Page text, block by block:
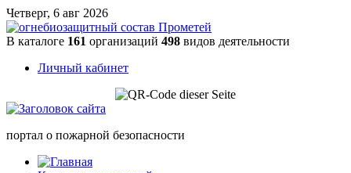
Четверг, 6 авг 2026
В каталоге 161 организаций 498 видов деятельности
Личный кабинет
портал о пожарной безопасности